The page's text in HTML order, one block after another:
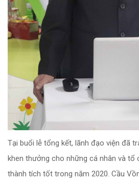
Tại buổi lễ tổng kết, lãnh đạo viện đã
khen thưởng cho những cá nhân và tổ
thành tích tốt trong năm 2020. Cầu